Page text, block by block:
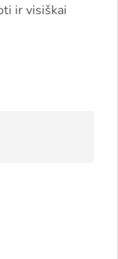
ir visiškai